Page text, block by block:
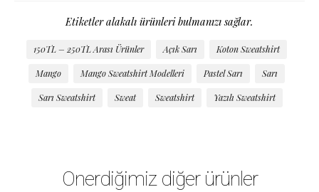
Etiketler alakalı ürünleri bulmanızı sağlar.
150TL – 250TL Arası Ürünler Açık Sarı Koton Sweatshirt
Mango Mango Sweatshirt Modelleri Pastel Sarı Sarı
Sarı Sweatshirt Sweat Sweatshirt Yazılı Sweatshirt
Önerdiğimiz diğer ürünler